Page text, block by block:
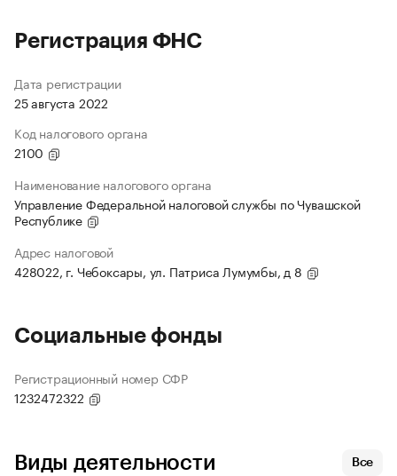
Регистрация ФНС
Дата регистрации
25 августа 2022
Код налогового органа
2100
Наименование налогового органа
Управление Федеральной налоговой службы по Чувашской
Республике
Адрес налоговой
428022, г. Чебоксары, ул. Патриса Лумумбы, д 8
Социальные фонды
Регистрационный номер СФР
1232472322
Виды деятельности Все